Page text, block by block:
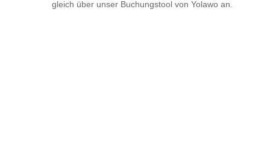
gleich über unser Buchungstool von Yolawo an.